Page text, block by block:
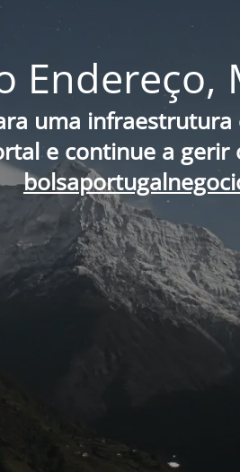
Endereço,
uma
e continue a